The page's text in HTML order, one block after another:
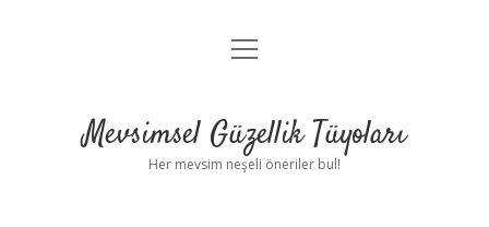
Anasayfa
Yasal Uyarı
menüyü
Mevsimsel Güzellik Tüyoları
Her mevsim neşeli öneriler bul!